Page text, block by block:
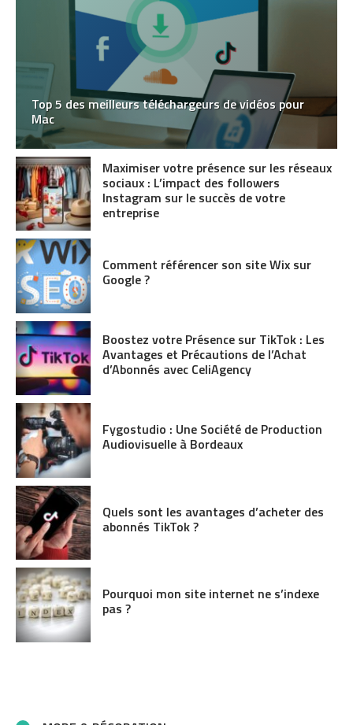
Top 5 des meilleurs téléchargeurs de vidéos pour
Mac
Maximiser votre présence sur les réseaux
sociaux : L’impact des followers
Instagram sur le succès de votre
entreprise
Comment référencer son site Wix sur
Google ?
Boostez votre Présence sur TikTok : Les
Avantages et Précautions de l’Achat
d’Abonnés avec CeliAgency
Fygostudio : Une Société de Production
Audiovisuelle à Bordeaux
Quels sont les avantages d’acheter des
abonnés TikTok ?
Pourquoi mon site internet ne s’indexe
pas ?